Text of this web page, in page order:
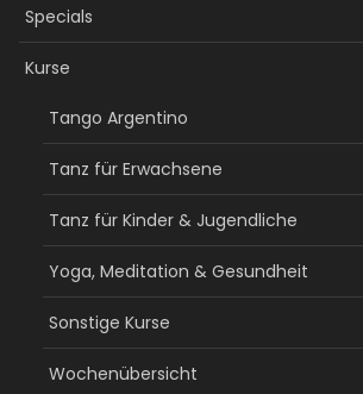
Specials
Kurse
Tango Argentino
Tanz für Erwachsene
Tanz für Kinder & Jugendliche
Yoga, Meditation & Gesundheit
Sonstige Kurse
Wochenübersicht